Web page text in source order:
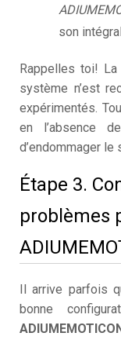
son
Rappelles toi!
système n’est
expérimentés.
en l’absence
d’endommager le
Étape 3.
problèmes
Il arrive parfois
bonne